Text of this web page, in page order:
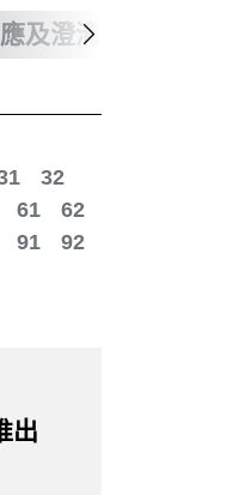
及澄清
32
61
62
91
92
出